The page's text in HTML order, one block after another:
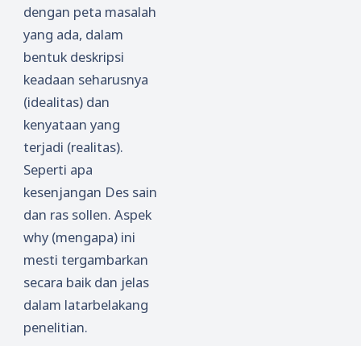
dengan peta masalah
yang ada, dalam
bentuk deskripsi
keadaan seharusnya
(idealitas) dan
kenyataan yang
terjadi (realitas).
Seperti apa
kesenjangan Des sain
dan ras sollen. Aspek
why (mengapa) ini
mesti tergambarkan
secara baik dan jelas
dalam latarbelakang
penelitian.